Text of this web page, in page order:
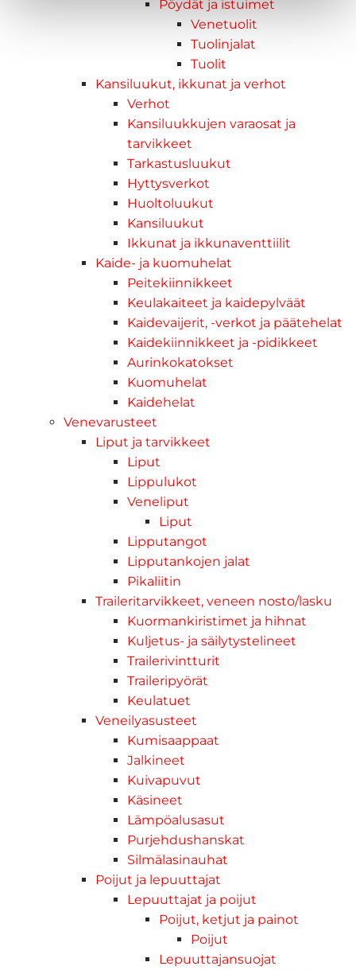
Pöydät ja istuimet
Venetuolit
Tuolinjalat
Tuolit
Kansiluukut, ikkunat ja verhot
Verhot
Kansiluukkujen varaosat ja
tarvikkeet
Tarkastusluukut
Hyttysverkot
Huoltoluukut
Kansiluukut
Ikkunat ja ikkunaventtiilit
Kaide- ja kuomuhelat
Peitekiinnikkeet
Keulakaiteet ja kaidepylväät
Kaidevaijerit, -verkot ja päätehelat
Kaidekiinnikkeet ja -pidikkeet
Aurinkokatokset
Kuomuhelat
Kaidehelat
Venevarusteet
Liput ja tarvikkeet
Liput
Lippulukot
Veneliput
Liput
Lipputangot
Lipputankojen jalat
Pikaliitin
Traileritarvikkeet, veneen nosto/lasku
Kuormankiristimet ja hihnat
Kuljetus- ja säilytystelineet
Trailerivintturit
Traileripyörät
Keulatuet
Veneilyasusteet
Kumisaappaat
Jalkineet
Kuivapuvut
Käsineet
Lämpöalusasut
Purjehdushanskat
Silmälasinauhat
Poijut ja lepuuttajat
Lepuuttajat ja poijut
Poijut, ketjut ja painot
Poijut
Lepuuttajansuojat